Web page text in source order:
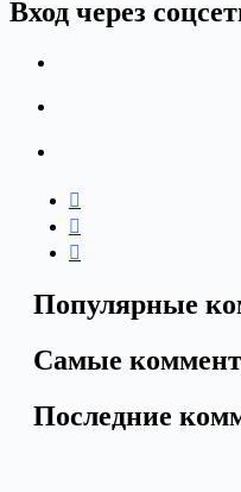
Вход через
Популярные
Самые
Последние